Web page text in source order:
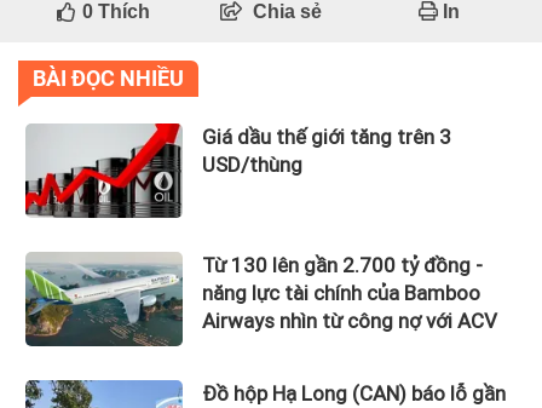
0Thích Chia sẻ In
BÀI ĐỌC NHIỀU
Giá dầu thế giới tăng trên 3
USD/thùng
Từ 130 lên gần 2.700 tỷ đồng -
năng lực tài chính của Bamboo
Airways nhìn từ công nợ với ACV
Đồ hộp Hạ Long (CAN) báo lỗ gần